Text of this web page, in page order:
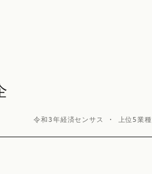
令和3年経済センサス · 上位5業種